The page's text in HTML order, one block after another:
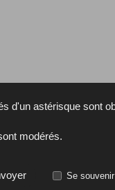
d'un astérisque sont
modérés.
Se